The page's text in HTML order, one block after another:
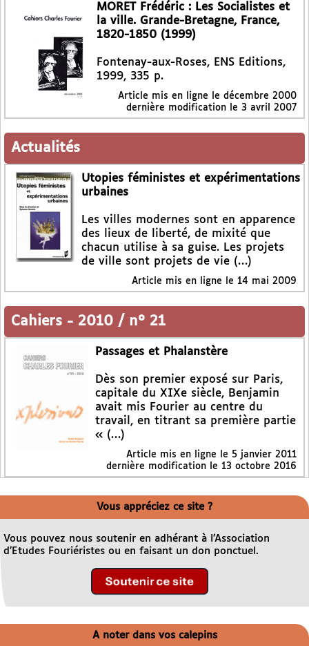
MORET Frédéric : Les Socialistes et
la ville. Grande-Bretagne, France,
1820-1850 (1999)
Fontenay-aux-Roses, ENS Editions,
1999, 335 p.
Article mis en ligne le décembre 2000
dernière modification le 3 avril 2007
Actualités
Utopies féministes et expérimentations
urbaines
Les villes modernes sont en apparence
des lieux de liberté, de mixité que
chacun utilise à sa guise. Les projets
de ville sont projets de vie (…)
Article mis en ligne le 14 mai 2009
Cahiers - 2010 / n° 21
Passages et Phalanstère
Dès son premier exposé sur Paris,
capitale du XIXe siècle, Benjamin
avait mis Fourier au centre du
travail, en titrant sa première partie
« (…)
Article mis en ligne le 5 janvier 2011
dernière modification le 13 octobre 2016
Vous appréciez ce site ?
Vous pouvez nous soutenir en adhérant à l’Association
d’Etudes Fouriéristes ou en faisant un don ponctuel.
A noter dans vos calepins